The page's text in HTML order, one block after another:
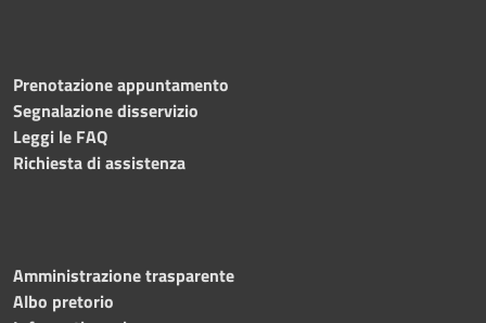
Prenotazione appuntamento
Segnalazione disservizio
Leggi le FAQ
Richiesta di assistenza
Amministrazione trasparente
Albo pretorio